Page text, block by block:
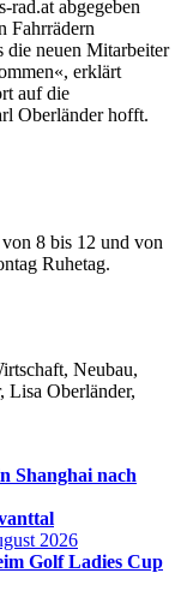
abgegeben
Fahrrädern
die neuen Mitarbeiter
erklärt
auf die
Oberländer hofft.
8 bis 12 und von
Ruhetag.
Neubau,
Lisa Oberländer,
Shanghai nach
2026
Golf Ladies Cup